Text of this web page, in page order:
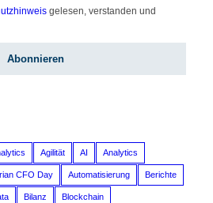
gelesen, verstanden und
Agilität AI Analytics
CFO Day Automatisierung Berichte
Bilanz Blockchain